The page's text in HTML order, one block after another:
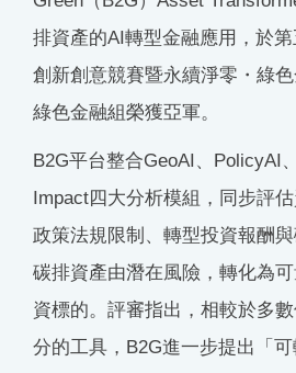
排資產的AI轉型金融應用，於
創新創意競賽暨永續淨零・綠
綠色金融組榮獲亞軍。
B2G平台整合GeoAI、PolicyAI
Impact四大分析模組，同步評估
政策法規限制、轉型投資報酬
碳排資產由潛在風險，轉化為
資標的。評審指出，相較於多
分的工具，B2G進一步提出「